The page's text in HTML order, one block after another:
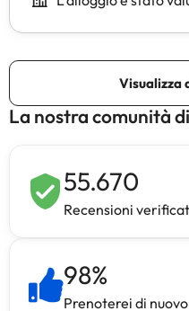
La nostra comunità
55.670
Recensioni
98%
Prenoterei di nuovo